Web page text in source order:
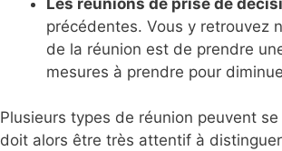
précédentes. Vous y retrouvez
de la réunion est de prendre
mesures à prendre pour
Plusieurs types de réunion peuvent
doit alors être très attentif à